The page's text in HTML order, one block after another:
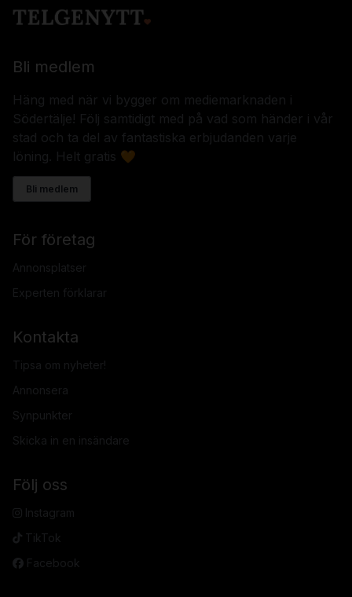
Bli medlem
Häng med när vi bygger om mediemarknaden i
Södertälje! Följ samtidigt med på vad som händer i vår
stad och ta del av fantastiska erbjudanden varje
löning. Helt gratis 🧡
Bli medlem
För företag
Annonsplatser
Experten förklarar
Kontakta
Tipsa om nyheter!
Annonsera
Synpunkter
Skicka in en insändare
Följ oss
Instagram
TikTok
Facebook